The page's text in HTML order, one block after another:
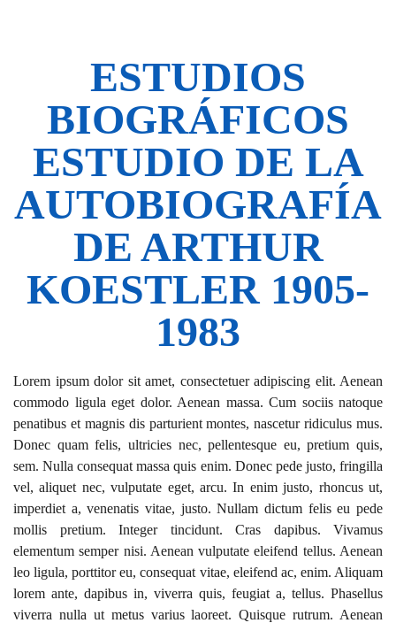
ESTUDIOS
BIOGRÁFICOS
ESTUDIO DE LA
AUTOBIOGRAFÍA
DE ARTHUR
KOESTLER 1905-
1983
Lorem ipsum dolor sit amet, consectetuer adipiscing elit. Aenean
commodo ligula eget dolor. Aenean massa. Cum sociis natoque
penatibus et magnis dis parturient montes, nascetur ridiculus mus.
Donec quam felis, ultricies nec, pellentesque eu, pretium quis,
sem. Nulla consequat massa quis enim. Donec pede justo, fringilla
vel, aliquet nec, vulputate eget, arcu. In enim justo, rhoncus ut,
imperdiet a, venenatis vitae, justo. Nullam dictum felis eu pede
mollis pretium. Integer tincidunt. Cras dapibus. Vivamus
elementum semper nisi. Aenean vulputate eleifend tellus. Aenean
leo ligula, porttitor eu, consequat vitae, eleifend ac, enim. Aliquam
lorem ante, dapibus in, viverra quis, feugiat a, tellus. Phasellus
viverra nulla ut metus varius laoreet. Quisque rutrum. Aenean